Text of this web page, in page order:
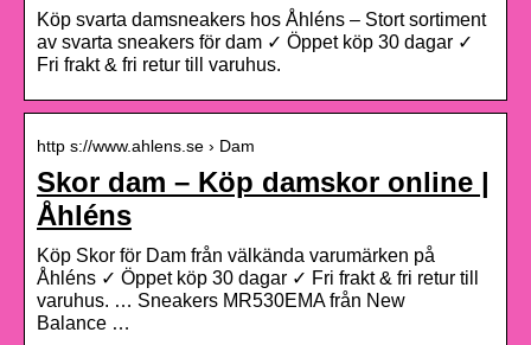
Köp svarta damsneakers hos Åhléns – Stort sortiment
av svarta sneakers för dam ✓ Öppet köp 30 dagar ✓
Fri frakt & fri retur till varuhus.
http s://www.ahlens.se › Dam
Skor dam – Köp damskor online |
Åhléns
Köp Skor för Dam från välkända varumärken på
Åhléns ✓ Öppet köp 30 dagar ✓ Fri frakt & fri retur till
varuhus. … Sneakers MR530EMA från New
Balance …